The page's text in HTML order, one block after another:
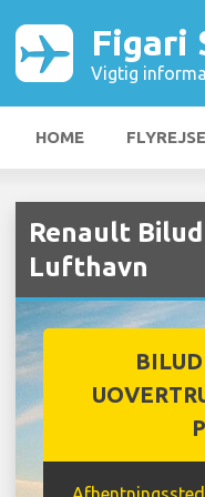
Figari
Vigtig
HOME
Renault
Lufthavn